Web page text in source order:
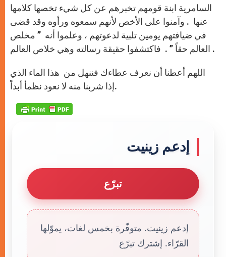
السامرية ابنة قومهم تخبرهم عن كل شيء تخصها كلامها
عنها . وآمنوا على الأخص لأنهم سمعوه ورأوه وقد قضى
في ضيافتهم يومين تلبية لدعوتهم ، وعلموا أنه ” مخلص
العالم حقاً ” . فاكتشفوا حقيقة رسالته وهي خلاص العالم .
اللهم أعطنا أن نعرف عطاءك فننهل من هذا الماء الذي
إذا شربنا منه لا نعود نظمأ أبداً.
إدعم زينيت
تبرّع
إدعم زينيت. متوفّرة بخمس لغات، يموّلها
القرّاء. إشترك تبرّع